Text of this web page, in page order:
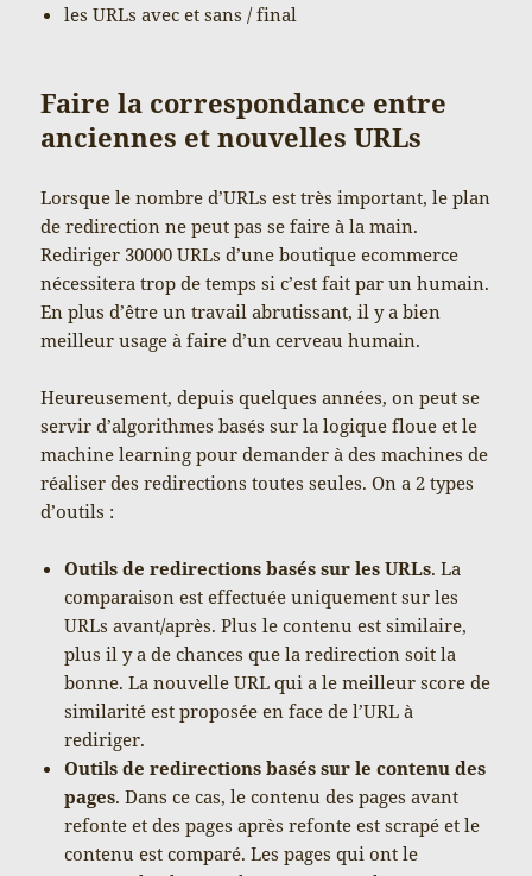
les URLs avec et sans / final
Faire la correspondance entre
anciennes et nouvelles URLs
Lorsque le nombre d’URLs est très important, le plan
de redirection ne peut pas se faire à la main.
Rediriger 30000 URLs d’une boutique ecommerce
nécessitera trop de temps si c’est fait par un humain.
En plus d’être un travail abrutissant, il y a bien
meilleur usage à faire d’un cerveau humain.
Heureusement, depuis quelques années, on peut se
servir d’algorithmes basés sur la logique floue et le
machine learning pour demander à des machines de
réaliser des redirections toutes seules. On a 2 types
d’outils :
Outils de redirections basés sur les URLs. La
comparaison est effectuée uniquement sur les
URLs avant/après. Plus le contenu est similaire,
plus il y a de chances que la redirection soit la
bonne. La nouvelle URL qui a le meilleur score de
similarité est proposée en face de l’URL à
rediriger.
Outils de redirections basés sur le contenu des
pages. Dans ce cas, le contenu des pages avant
refonte et des pages après refonte est scrapé et le
contenu est comparé. Les pages qui ont le